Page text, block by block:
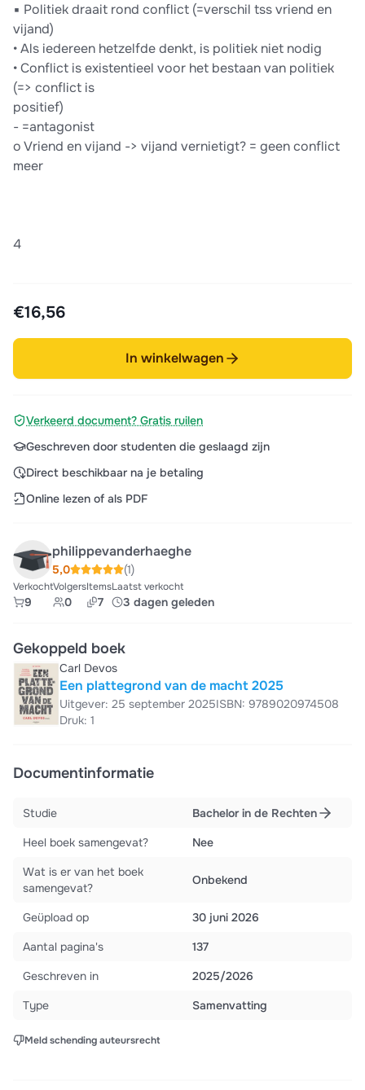
▪ Politiek draait rond conflict (=verschil tss vriend en
vijand)
• Als iedereen hetzelfde denkt, is politiek niet nodig
• Conflict is existentieel voor het bestaan van politiek
(=> conflict is
positief)
- =antagonist
o Vriend en vijand -> vijand vernietigt? = geen conflict
meer
4
€16,56
In winkelwagen
Verkeerd document? Gratis ruilen
Geschreven door studenten die geslaagd zijn
Direct beschikbaar na je betaling
Online lezen of als PDF
philippevanderhaeghe
5,0 (1)
Verkocht
9
Volgers
0
Items
7
Laatst verkocht
3 dagen geleden
Gekoppeld boek
Carl Devos
Een plattegrond van de macht 2025
Uitgever: 25 september 2025ISBN: 9789020974508
Druk: 1
Documentinformatie
Studie
Bachelor in de Rechten
Heel boek samengevat?
Nee
Wat is er van het boek
samengevat?
Onbekend
Geüpload op
30 juni 2026
Aantal pagina's
137
Geschreven in
2025/2026
Type
Samenvatting
Meld schending auteursrecht